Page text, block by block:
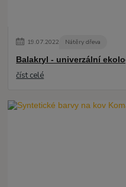
19.07.2022 Nátěry dřeva
Balakryl - univerzální
číst celé